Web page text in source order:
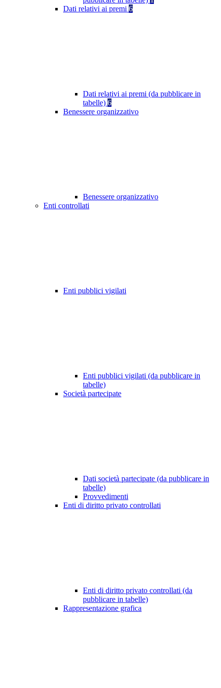
Dati relativi ai premi 6
Dati relativi ai premi (da pubblicare in
tabelle) 6
Benessere organizzativo
Benessere organizzativo
Enti controllati
Enti pubblici vigilati
Enti pubblici vigilati (da pubblicare in
tabelle)
Società partecipate
Dati società partecipate (da pubblicare in
tabelle)
Provvedimenti
Enti di diritto privato controllati
Enti di diritto privato controllati (da
pubblicare in tabelle)
Rappresentazione grafica